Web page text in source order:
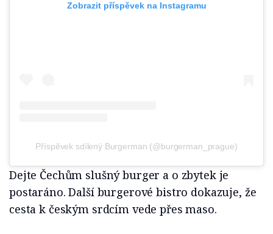
Zobrazit příspěvek na Instagramu
Příspěvek sdílený Burgerman (@burgerman_prague)
Dejte Čechům slušný burger a o zbytek je
postaráno. Další burgerové bistro dokazuje, že
cesta k českým srdcím vede přes maso.